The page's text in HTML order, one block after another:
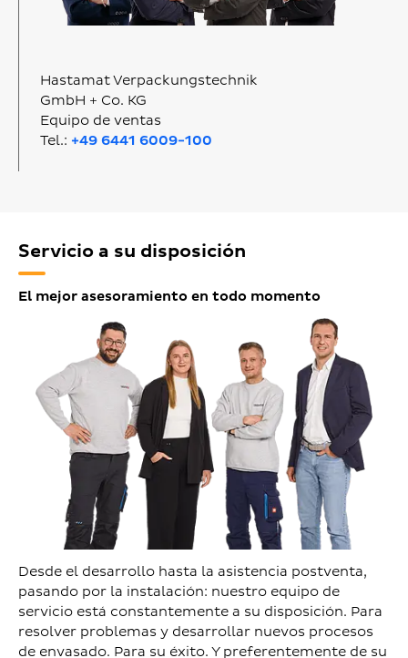
Hastamat Verpackungstechnik
GmbH + Co. KG
Equipo de ventas
Tel.: +49 6441 6009-100
Servicio a su disposición
El mejor asesoramiento en todo momento
Desde el desarrollo hasta la asistencia postventa,
pasando por la instalación: nuestro equipo de
servicio está constantemente a su disposición. Para
resolver problemas y desarrollar nuevos procesos
de envasado. Para su éxito. Y preferentemente de su